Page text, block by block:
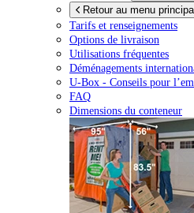
Retour au menu
Tarifs et renseignements
Options de livraison
Utilisations fréquentes
Déménagements
U-Box - Conseils pour
FAQ
Dimensions du conteneur